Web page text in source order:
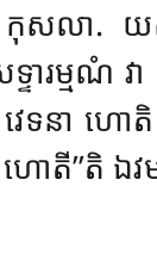
ា កុសលា
ទារម្មណំ វ
ទនា ហោ
ហោតី’’តិ